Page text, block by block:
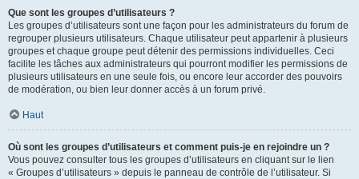
Que sont les groupes d’utilisateurs ?
Les groupes d’utilisateurs sont une façon pour les administrateurs du forum de
regrouper plusieurs utilisateurs. Chaque utilisateur peut appartenir à plusieurs
groupes et chaque groupe peut détenir des permissions individuelles. Ceci
facilite les tâches aux administrateurs qui pourront modifier les permissions de
plusieurs utilisateurs en une seule fois, ou encore leur accorder des pouvoirs
de modération, ou bien leur donner accès à un forum privé.
Haut
Où sont les groupes d’utilisateurs et comment puis-je en rejoindre un ?
Vous pouvez consulter tous les groupes d’utilisateurs en cliquant sur le lien
« Groupes d’utilisateurs » depuis le panneau de contrôle de l’utilisateur. Si